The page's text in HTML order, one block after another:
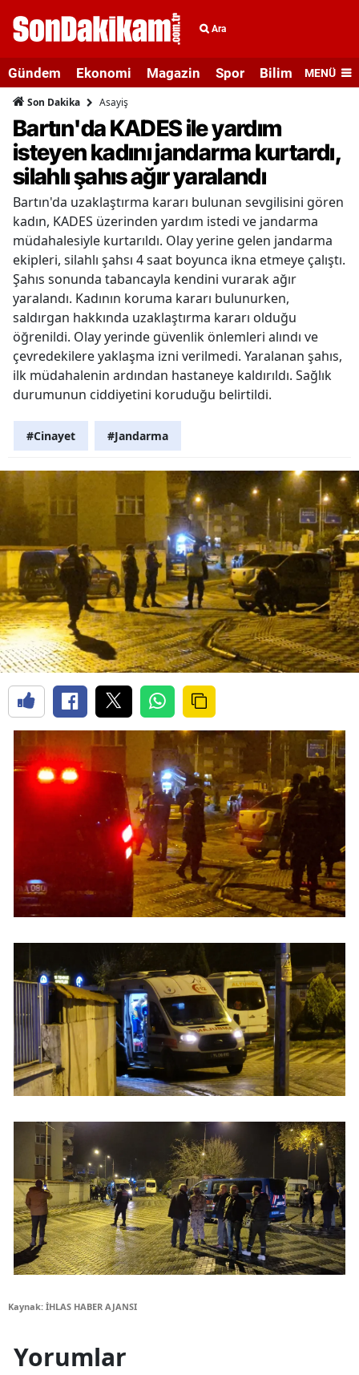
Ara
Gündem Ekonomi Magazin Spor Bilim veMENÜ
Son Dakika Asayiş
Bartın'da KADES ile yardım
isteyen kadını jandarma kurtardı,
silahlı şahıs ağır yaralandı
Bartın'da uzaklaştırma kararı bulunan sevgilisini gören
kadın, KADES üzerinden yardım istedi ve jandarma
müdahalesiyle kurtarıldı. Olay yerine gelen jandarma
ekipleri, silahlı şahsı 4 saat boyunca ikna etmeye çalıştı.
Şahıs sonunda tabancayla kendini vurarak ağır
yaralandı. Kadının koruma kararı bulunurken,
saldırgan hakkında uzaklaştırma kararı olduğu
öğrenildi. Olay yerinde güvenlik önlemleri alındı ve
çevredekilere yaklaşma izni verilmedi. Yaralanan şahıs,
ilk müdahalenin ardından hastaneye kaldırıldı. Sağlık
durumunun ciddiyetini koruduğu belirtildi.
#Cinayet #Jandarma
Kaynak: İHLAS HABER AJANSI
Yorumlar